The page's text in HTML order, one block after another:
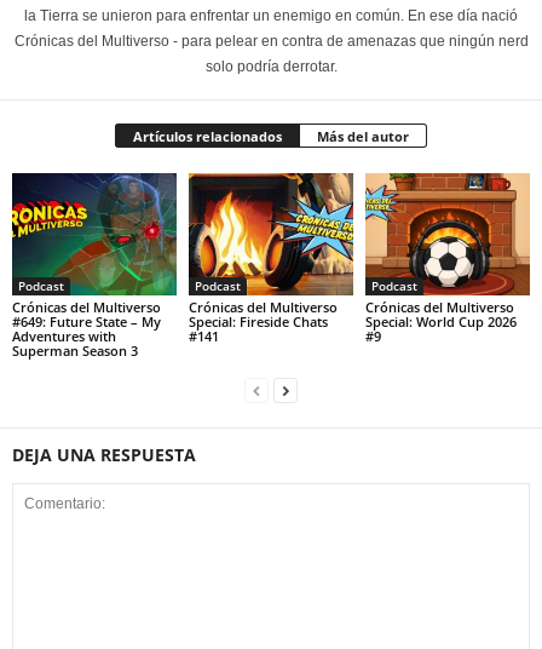
la Tierra se unieron para enfrentar un enemigo en común. En ese día nació
Crónicas del Multiverso - para pelear en contra de amenazas que ningún nerd
solo podría derrotar.
Artículos relacionados Más del autor
Podcast
Crónicas del Multiverso
#649: Future State – My
Adventures with
Superman Season 3
Podcast
Crónicas del Multiverso
Special: Fireside Chats
#141
Podcast
Crónicas del Multiverso
Special: World Cup 2026
#9
DEJA UNA RESPUESTA